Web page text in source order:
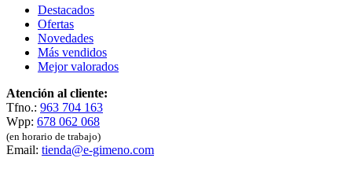
Destacados
Ofertas
Novedades
Más vendidos
Mejor valorados
Atención al cliente:
Tfno.: 963 704 163
Wpp: 678 062 068
(en horario de trabajo)
Email: tienda@e-gimeno.com